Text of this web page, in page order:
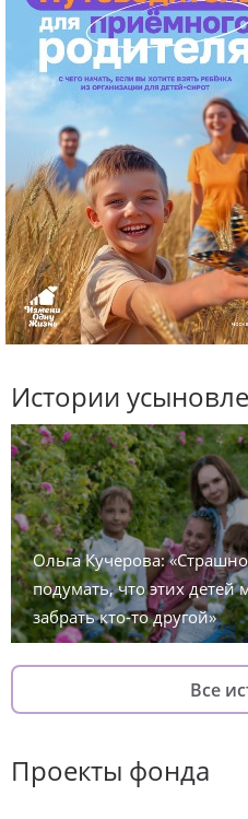
Истории
Ольга Кучерова: «Страшно
подумать, что этих детей
забрать кто-то другой»
Все
Проекты фонда